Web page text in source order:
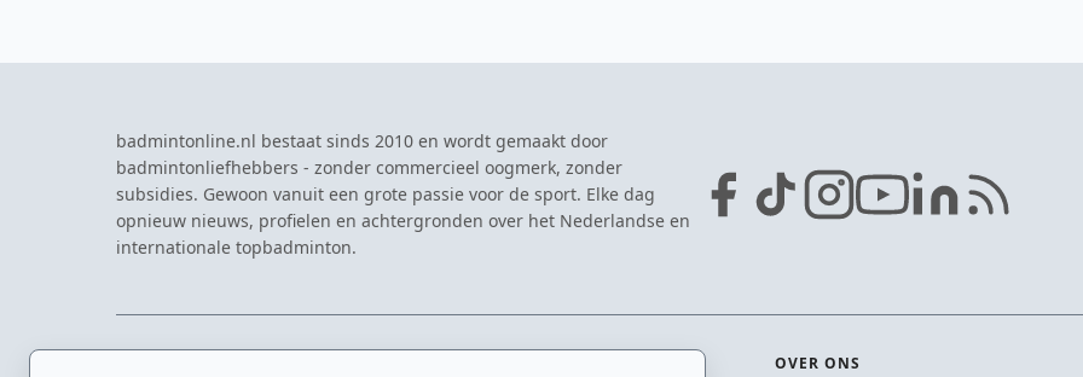
badmintonline.nl bestaat sinds 2010 en wordt gemaakt door
badmintonliefhebbers - zonder commercieel oogmerk, zonder
subsidies. Gewoon vanuit een grote passie voor de sport. Elke dag
opnieuw nieuws, profielen en achtergronden over het Nederlandse en
internationale topbadminton.
OVER ONS